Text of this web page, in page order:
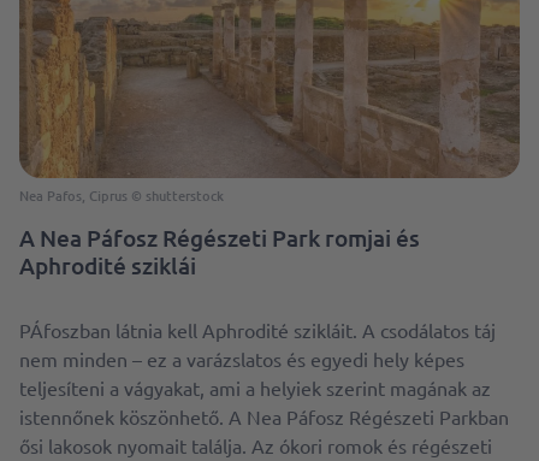
Nea Pafos, Ciprus © shutterstock
A Nea Páfosz Régészeti Park romjai és
Aphrodité sziklái
PÁfoszban látnia kell Aphrodité szikláit. A csodálatos táj
nem minden – ez a varázslatos és egyedi hely képes
teljesíteni a vágyakat, ami a helyiek szerint magának az
istennőnek köszönhető. A Nea Páfosz Régészeti Parkban
ősi lakosok nyomait találja. Az ókori romok és régészeti